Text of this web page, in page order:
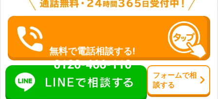
を再生サービスで生き返らせられま
す！ メモリの増設やSSD化など、パ
ソコンの状態に合わせて、カスタマイ
ズ。「作業がサクサク進められな
い！」というお悩みを持つ方も、お気
軽にご相談くださいませ。
無料で電話相談する!
0120-466-110
フォームで相
談する